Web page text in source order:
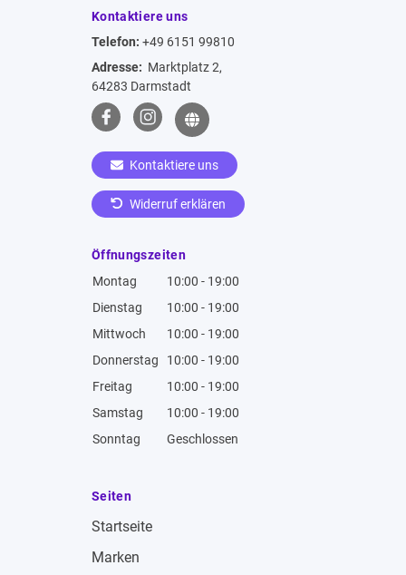
Kontaktiere uns
Telefon: +49 6151 99810
Adresse: Marktplatz 2,
64283 Darmstadt
Kontaktiere uns
Widerruf erklären
Öffnungszeiten
Montag
10:00 - 19:00
Dienstag
10:00 - 19:00
Mittwoch
10:00 - 19:00
Donnerstag
10:00 - 19:00
Freitag
10:00 - 19:00
Samstag
10:00 - 19:00
Sonntag
Geschlossen
Seiten
Startseite
Marken